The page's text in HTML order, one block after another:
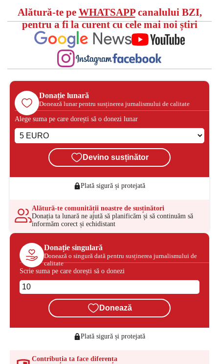
Alătură-te pe WHATSAPPcanalului BZI,
pentru a fi la curent cu cele mai noi știri
Donație lunară
Donează lunar pentru susținerea jurnalismului de calitate
Alege suma pe care dorești să o donezi lunar
Devino susținător
Plată sigură și protejată
Alătură-te comunității noastre de susținători
Donația ta lunară ne ajută să planificăm și să continuăm să
informăm corect și echidistant
Donație singulară
Donează o singură dată pentru susținerea jurnalismului de
calitate
Scrie suma pe care dorești să o donezi
Donează
Plată sigură și protejată
Contribuția ta face diferența